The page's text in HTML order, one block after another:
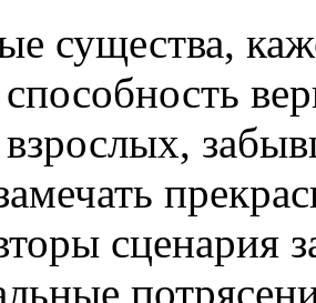
существа,
взрослых,
сценария